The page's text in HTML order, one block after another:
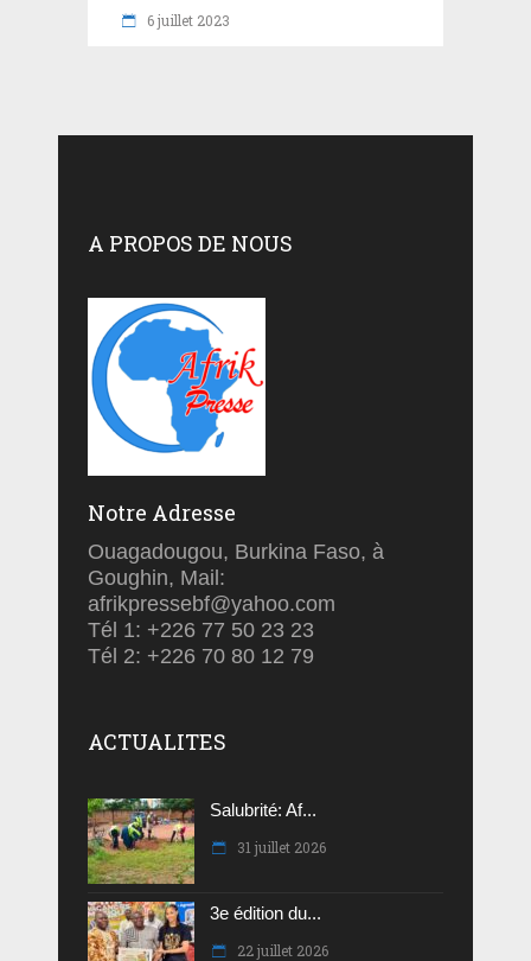
6 juillet 2023
A PROPOS DE NOUS
Notre Adresse
Ouagadougou, Burkina Faso, à
Goughin, Mail:
afrikpressebf@yahoo.com
Tél 1: +226 77 50 23 23
Tél 2: +226 70 80 12 79
ACTUALITES
Salubrité: Af...
31 juillet 2026
3e édition du...
22 juillet 2026